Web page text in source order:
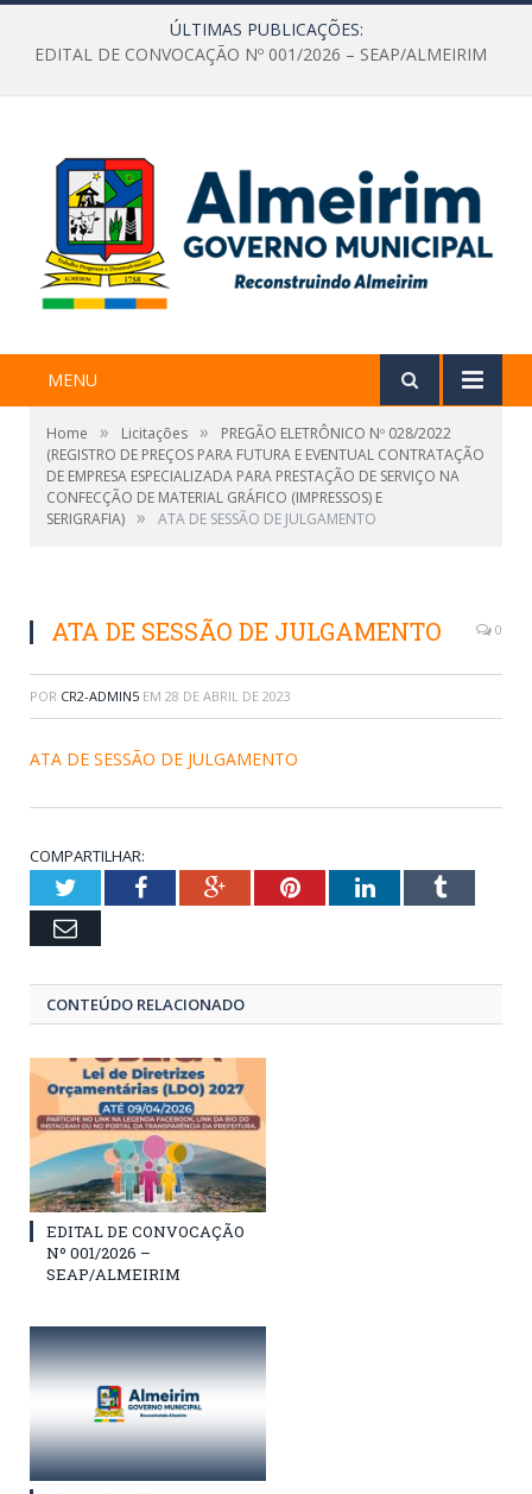
ÚLTIMAS PUBLICAÇÕES:
EDITAL DE CONVOCAÇÃO Nº 001/2026 – SEAP/ALMEIRIM
MENU
Home » Licitações »
PREGÃO ELETRÔNICO Nº 028/2022
(REGISTRO DE PREÇOS PARA FUTURA E EVENTUAL CONTRATAÇÃO
DE EMPRESA ESPECIALIZADA PARA PRESTAÇÃO DE SERVIÇO NA
CONFECÇÃO DE MATERIAL GRÁFICO (IMPRESSOS) E
SERIGRAFIA) » ATA DE SESSÃO DE JULGAMENTO
ATA DE SESSÃO DE JULGAMENTO 0
POR CR2-ADMIN5 EM 28 DE ABRIL DE 2023
ATA DE SESSÃO DE JULGAMENTO
COMPARTILHAR:
TwitterFacebookGoogle+PinterestLinkedInTumblr
Email
CONTEÚDO RELACIONADO
EDITAL DE CONVOCAÇÃO
Nº 001/2026 –
SEAP/ALMEIRIM